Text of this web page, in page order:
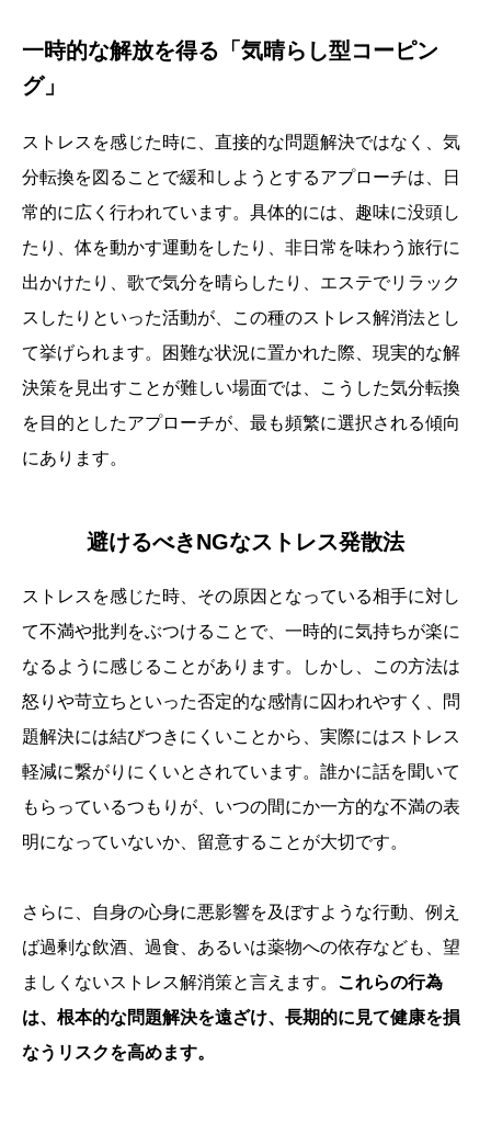
一時的な解放を得る「気晴らし型コーピン
グ」
ストレスを感じた時に、直接的な問題解決ではなく、気
分転換を図ることで緩和しようとするアプローチは、日
常的に広く行われています。具体的には、趣味に没頭し
たり、体を動かす運動をしたり、非日常を味わう旅行に
出かけたり、歌で気分を晴らしたり、エステでリラック
スしたりといった活動が、この種のストレス解消法とし
て挙げられます。困難な状況に置かれた際、現実的な解
決策を見出すことが難しい場面では、こうした気分転換
を目的としたアプローチが、最も頻繁に選択される傾向
にあります。
避けるべきNGなストレス発散法
ストレスを感じた時、その原因となっている相手に対し
て不満や批判をぶつけることで、一時的に気持ちが楽に
なるように感じることがあります。しかし、この方法は
怒りや苛立ちといった否定的な感情に囚われやすく、問
題解決には結びつきにくいことから、実際にはストレス
軽減に繋がりにくいとされています。誰かに話を聞いて
もらっているつもりが、いつの間にか一方的な不満の表
明になっていないか、留意することが大切です。
さらに、自身の心身に悪影響を及ぼすような行動、例え
ば過剰な飲酒、過食、あるいは薬物への依存なども、望
ましくないストレス解消策と言えます。 これらの行為
は、根本的な問題解決を遠ざけ、長期的に見て健康を損
なうリスクを高めます。